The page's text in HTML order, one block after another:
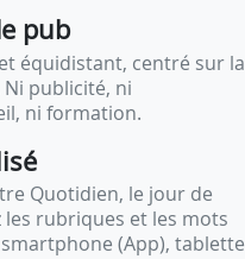
pub
équidistant, centré sur la
publicité, ni
ni formation.
Quotidien, le jour de
les rubriques et les mots
(App), tablette